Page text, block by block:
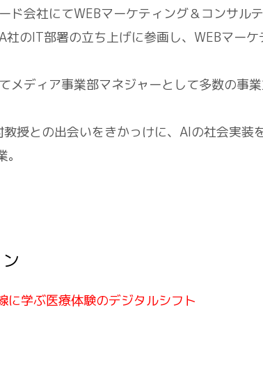
ド会社にてWEBマーケティング＆コンサル
社のIT部署の立ち上げに参画し、WEBマーケ
メディア事業部マネジャーとして多数の事業
授との出会いをきかっけに、AIの社会実装
学ぶ医療体験のデジタルシフト